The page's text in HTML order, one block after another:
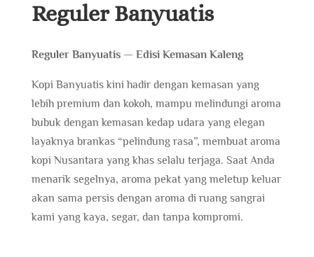
Reguler Banyuatis
Reguler Banyuatis — Edisi Kemasan Kaleng
Kopi Banyuatis kini hadir dengan kemasan yang
lebih premium dan kokoh, mampu melindungi aroma
bubuk dengan kemasan kedap udara yang elegan
layaknya brankas “pelindung rasa”, membuat aroma
kopi Nusantara yang khas selalu terjaga. Saat Anda
menarik segelnya, aroma pekat yang meletup keluar
akan sama persis dengan aroma di ruang sangrai
kami yang kaya, segar, dan tanpa kompromi.